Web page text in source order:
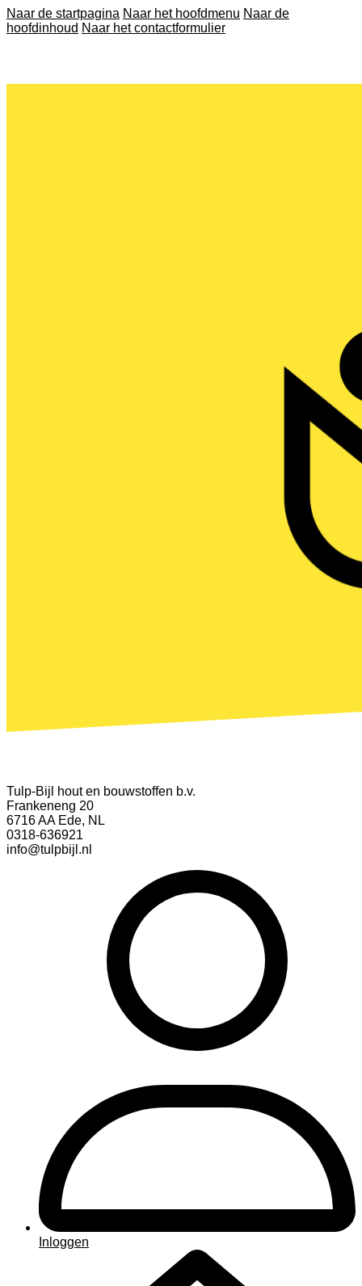
Naar de startpagina Naar het hoofdmenu Naar de
hoofdinhoud Naar het contactformulier
Tulp-Bijl hout en bouwstoffen b.v.
Frankeneng 20
6716 AA Ede, NL
0318-636921
info@tulpbijl.nl
Inloggen